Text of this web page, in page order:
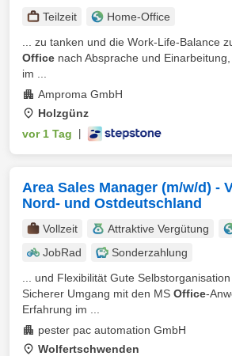
Teilzeit
Home-Office
... zu tanken und die Work-Life-Balance
Office nach Absprache und
im ...
Amproma GmbH
Holzgünz
vor 1 Tag
Area Sales Manager (m/w/d) -
Nord- und Ostdeutschland
Vollzeit Attraktive Vergütung
JobRad
Sonderzahlung
... und Flexibilität Gute
Sicherer Umgang mit den MS Office-
Erfahrung im ...
pester pac automation GmbH
Wolfertschwenden